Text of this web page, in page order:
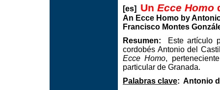
[es] Un Ecce Homo
An Ecce Homo by
Francisco Montes
Resumen: Este artículo
cordobés Antonio del
Ecce Homo,
particular de Granada.
Palabras clave: Antonio